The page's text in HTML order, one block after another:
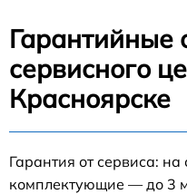
Гарантийные
сервисного
Красноярске
Гарантия от сервиса:
комплектующие — до 3